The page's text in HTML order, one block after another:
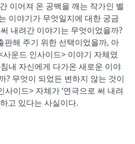
이어져 온 공백을 깨는 작가인 벨
이야기가 무엇일지에 대한 궁금
내려간 이야기는 무엇이었을까?
판해 주기 위한 선택이었을까, 아
운드 인사이드> 이야기 자체였
내 자신에게 다가온 새로운 이야
? 무엇이 되었든 변하지 않는 것이
사이드> 자체가 ‘연극으로 써 내려
고 있다는 사실이다.